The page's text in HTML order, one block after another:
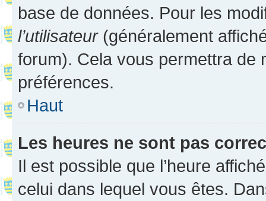
base de données. Pour les
l’utilisateur(généralement
forum). Cela vous permettra de
préférences.
Haut
Les heures ne sont pas
Il est possible que l’heure
celui dans lequel vous êtes.